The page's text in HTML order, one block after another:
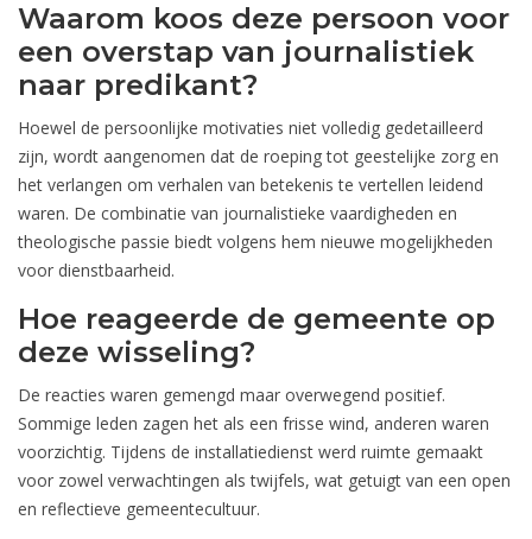
Waarom koos deze persoon voor
een overstap van journalistiek
naar predikant?
Hoewel de persoonlijke motivaties niet volledig gedetailleerd
zijn, wordt aangenomen dat de roeping tot geestelijke zorg en
het verlangen om verhalen van betekenis te vertellen leidend
waren. De combinatie van journalistieke vaardigheden en
theologische passie biedt volgens hem nieuwe mogelijkheden
voor dienstbaarheid.
Hoe reageerde de gemeente op
deze wisseling?
De reacties waren gemengd maar overwegend positief.
Sommige leden zagen het als een frisse wind, anderen waren
voorzichtig. Tijdens de installatiedienst werd ruimte gemaakt
voor zowel verwachtingen als twijfels, wat getuigt van een open
en reflectieve gemeentecultuur.